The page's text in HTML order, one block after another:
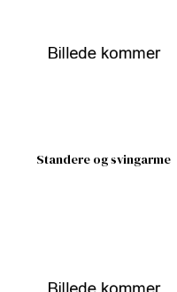
Standere og svingarme